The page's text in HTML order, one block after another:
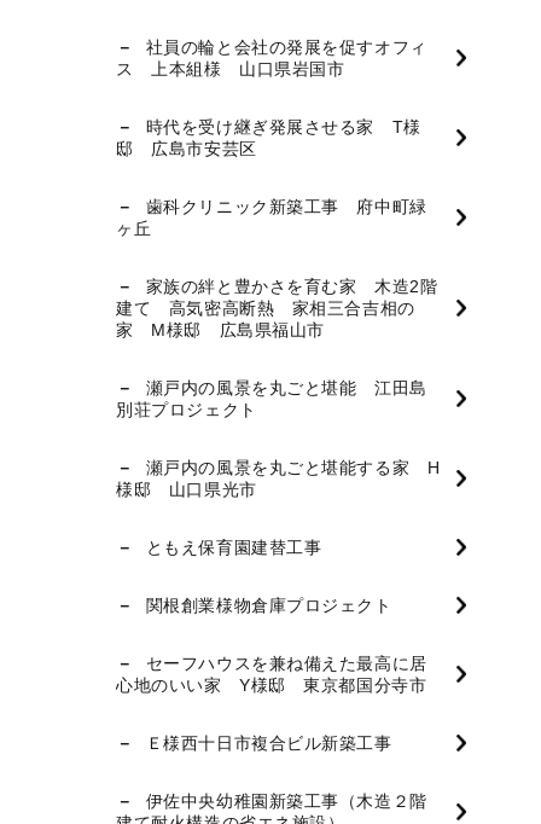
社員の輪と会社の発展を促すオフィ
ス 上本組様 山口県岩国市
時代を受け継ぎ発展させる家 T様
邸 広島市安芸区
歯科クリニック新築工事 府中町緑
ヶ丘
家族の絆と豊かさを育む家 木造2階
建て 高気密高断熱 家相三合吉相の
家 M様邸 広島県福山市
瀬戸内の風景を丸ごと堪能 江田島
別荘プロジェクト
瀬戸内の風景を丸ごと堪能する家 H
様邸 山口県光市
ともえ保育園建替工事
関根創業様物倉庫プロジェクト
セーフハウスを兼ね備えた最高に居
心地のいい家 Y様邸 東京都国分寺市
Ｅ様西十日市複合ビル新築工事
伊佐中央幼稚園新築工事（木造２階